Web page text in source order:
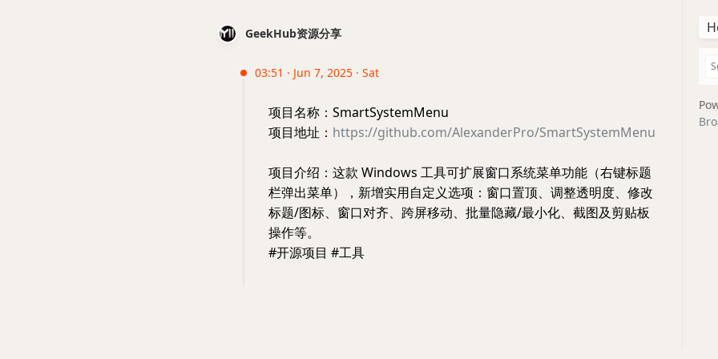
GeekHub资源分享
03:51 · Jun 7, 2025 · Sat
项目名称：SmartSystemMenu
项目地址： https://github.com/AlexanderPro/SmartSystemMenu
项目介绍：这款 Windows 工具可扩展窗口系统菜单功能（右键标题
栏弹出菜单），新增实用自定义选项：窗口置顶、调整透明度、修改
标题/图标、窗口对齐、跨屏移动、批量隐藏/最小化、截图及剪贴板
操作等。
#开源项目 #工具